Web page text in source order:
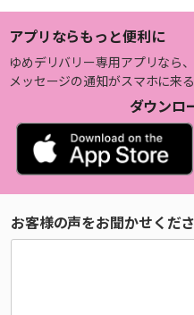
アプリならもっと便利に
ゆめデリバリー専用アプリなら、
メッセージの通知がスマホに来
ダウンロ
お客様の声をお聞かせくだ